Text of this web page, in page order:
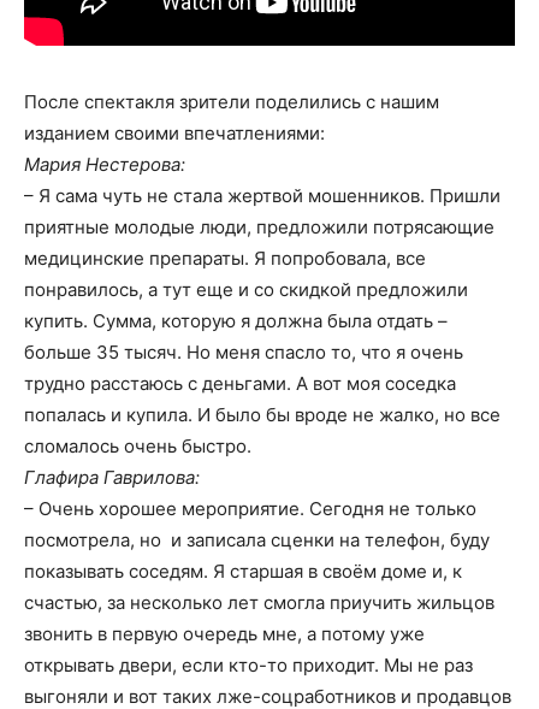
После спектакля зрители поделились с нашим
изданием своими впечатлениями:
Мария Нестерова:
– Я сама чуть не стала жертвой мошенников. Пришли
приятные молодые люди, предложили потрясающие
медицинские препараты. Я попробовала, все
понравилось, а тут еще и со скидкой предложили
купить. Сумма, которую я должна была отдать –
больше 35 тысяч. Но меня спасло то, что я очень
трудно расстаюсь с деньгами. А вот моя соседка
попалась и купила. И было бы вроде не жалко, но все
сломалось очень быстро.
Глафира Гаврилова:
– Очень хорошее мероприятие. Сегодня не только
посмотрела, но и записала сценки на телефон, буду
показывать соседям. Я старшая в своём доме и, к
счастью, за несколько лет смогла приучить жильцов
звонить в первую очередь мне, а потому уже
открывать двери, если кто-то приходит. Мы не раз
выгоняли и вот таких лже-соцработников и продавцов